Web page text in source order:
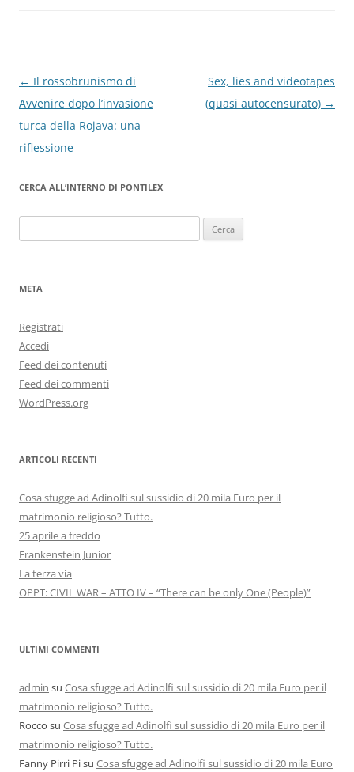
Navigazione
articolo
← Il rossobrunismo di
Avvenire dopo l’invasione
turca della Rojava: una
riflessione
Sex, lies and videotapes
(quasi autocensurato) →
CERCA ALL’INTERNO DI PONTILEX
per:
META
Registrati
Accedi
Feed dei contenuti
Feed dei commenti
WordPress.org
ARTICOLI RECENTI
Cosa sfugge ad Adinolfi sul sussidio di 20 mila Euro per il
matrimonio religioso? Tutto.
25 aprile a freddo
Frankenstein Junior
La terza via
OPPT: CIVIL WAR – ATTO IV – “There can be only One (People)”
ULTIMI COMMENTI
admin su Cosa sfugge ad Adinolfi sul sussidio di 20 mila Euro per il
matrimonio religioso? Tutto.
Rocco su Cosa sfugge ad Adinolfi sul sussidio di 20 mila Euro per il
matrimonio religioso? Tutto.
Fanny Pirri Pisu Cosa sfugge ad Adinolfi sul sussidio di 20 mila Euro